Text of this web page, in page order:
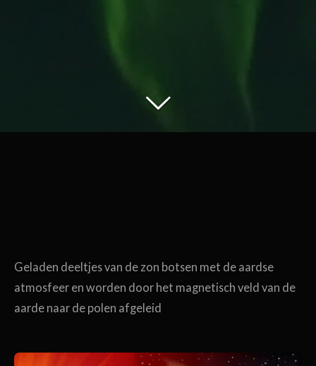
Geladen deeltjes van de zon botsen met de aardse
atmosfeer en worden door het magnetisch veld van de
aarde naar de polen afgeleid